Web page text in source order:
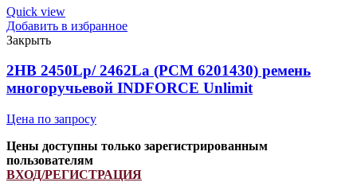
INDFORCE
quantity
Quick view
Добавить в избранное
Закрыть
2HB 2450Lp/ 2462La (PCM 6201430) ремень
многоручьевой INDFORCE Unlimit
Цена по запросу
Цены доступны только зарегистрированным
пользователям
ВХОД/РЕГИСТРАЦИЯ